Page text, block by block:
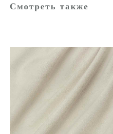
Смотреть также